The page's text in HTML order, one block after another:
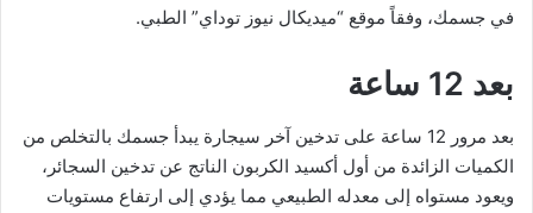
في جسمك، وفقاً موقع “ميديكال نيوز توداي” الطبي.
بعد 12 ساعة
بعد مرور 12 ساعة على تدخين آخر سيجارة يبدأ جسمك بالتخلص من
الكميات الزائدة من أول أكسيد الكربون الناتج عن تدخين السجائر،
ويعود مستواه إلى معدله الطبيعي مما يؤدي إلى ارتفاع مستويات